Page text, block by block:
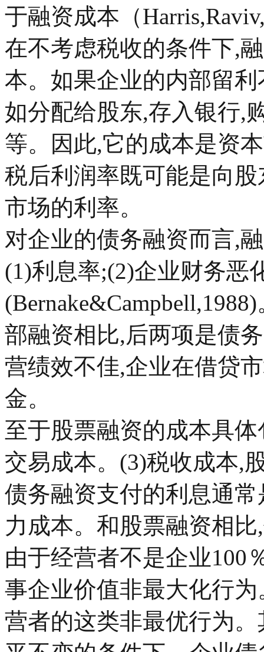
于融资成本（
在不考虑税收的条件下,
本。如果企业的内部留
如分配给股东,存入银行,
等。因此,它的成本是资
税后利润率既可能是向
市场的利率。
对企业的债务融资而言,
(1)利息率;(2)企业财务恶
部融资相比,后两项是债
营绩效不佳,企业在借贷
金。
至于股票融资的成本具
交易成本。(3)税收成本,
债务融资支付的利息通
力成本。和股票融资相
由于经营者不是企业100
事企业价值非最大化行
营者的这类非最优行为